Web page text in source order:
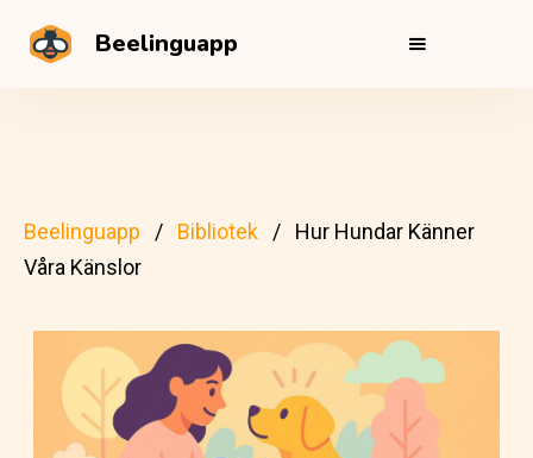
Beelinguapp
Beelinguapp Bibliotek
Hur Hundar Känner
Våra Känslor